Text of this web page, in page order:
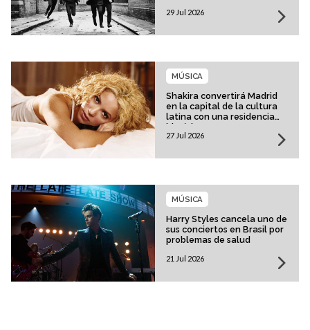
29 Jul 2026
Shakira convertirá Madrid
en la capital de la cultura
latina con una residencia
histórica
MÚSICA
27 Jul 2026
Harry Styles cancela uno de
sus conciertos en Brasil por
problemas de salud
MÚSICA
21 Jul 2026